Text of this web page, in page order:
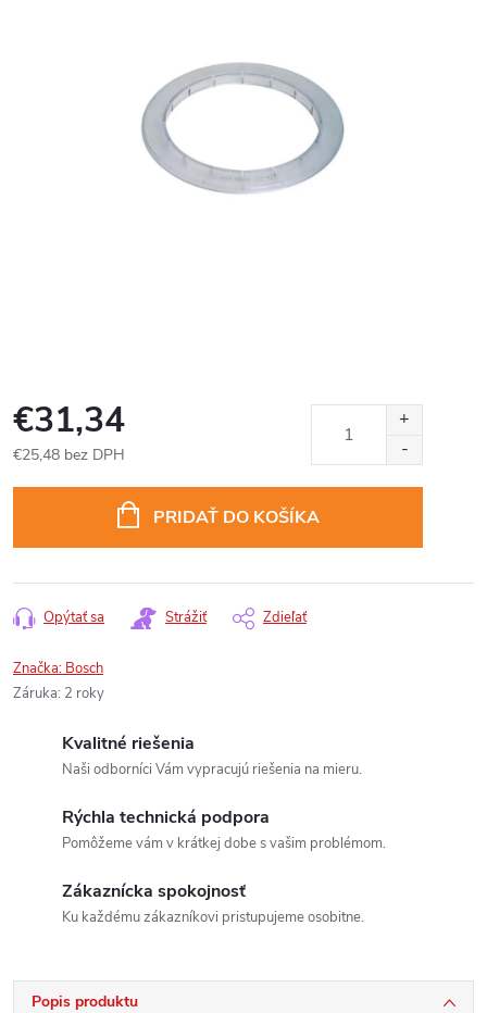
€31,34
€25,48 bez DPH
PRIDAŤ DO KOŠÍKA
Opýtať sa Strážiť Zdieľať
Značka: Bosch
Záruka: 2 roky
Kvalitné riešenia
Naši odborníci Vám vypracujú riešenia na mieru.
Rýchla technická podpora
Pomôžeme vám v krátkej dobe s vašim problémom.
Zákaznícka spokojnosť
Ku každému zákazníkovi pristupujeme osobitne.
Popis produktu